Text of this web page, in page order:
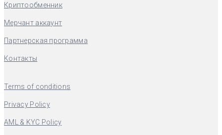
Криптообменник
Мерчант аккаунт
Партнерская программа
Контакты
Terms of conditions
Privacy Policy
AML & KYC Policy